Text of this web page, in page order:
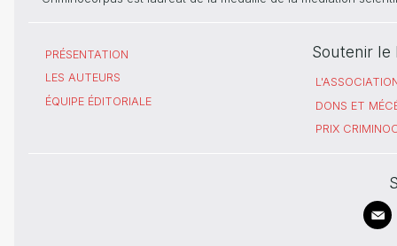
PRÉSENTATION
LES AUTEURS
ÉQUIPE ÉDITORIALE
Soutenir le
DONS ET
PRIX